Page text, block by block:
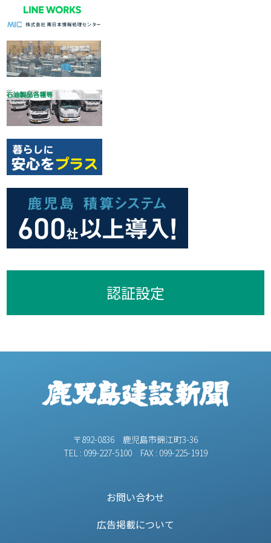
認証設定
〒892-0836 鹿児島市錦江町3-36
TEL : 099-227-5100 FAX : 099-225-1919
お問い合わせ
広告掲載について